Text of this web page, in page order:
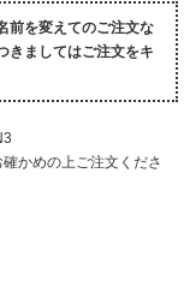
前を変えてのご注文な
きましてはご注文をキ
かめの上ご注文くださ